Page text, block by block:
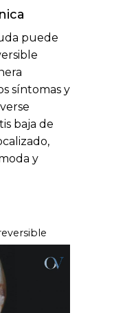
carrito.
puede
síntomas y
baja de
y